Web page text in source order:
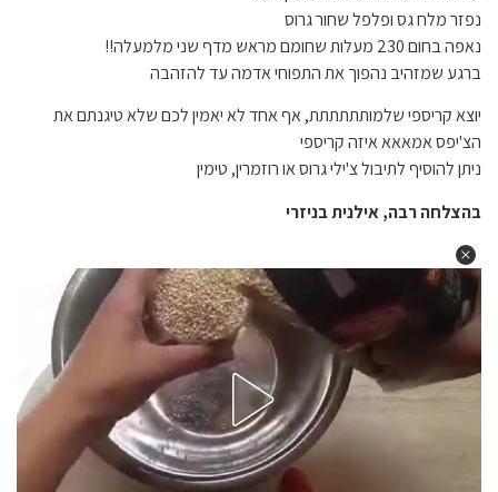
נפזר מלח גס ופלפל שחור גרוס
נאפה בחום 230 מעלות שחומם מראש מדף שני מלמעלה!!
ברגע שמזהיב נהפוך את התפוחי אדמה עד להזהבה
יוצא קריספי שלמותתתתתת, אף אחד לא יאמין לכם שלא טיגנתם את
הצ'יפס אמאאא איזה קריספי
ניתן להוסיף לתיבול צ'ילי גרוס או רוזמרין, טימין
בהצלחה רבה, אילנית בניזרי